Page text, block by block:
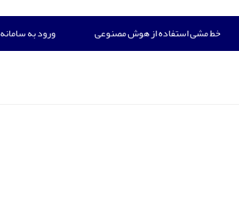
خط مشی استفاده از هوش مصنوعی ورود به سامانه